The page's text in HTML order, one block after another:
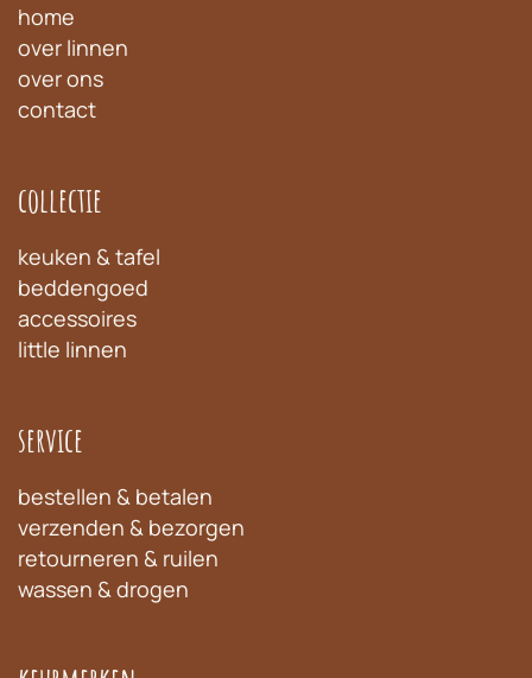
home
over linnen
over ons
contact
collectie
keuken & tafel
beddengoed
accessoires
little linnen
service
bestellen & betalen
verzenden & bezorgen
retourneren & ruilen
wassen & drogen